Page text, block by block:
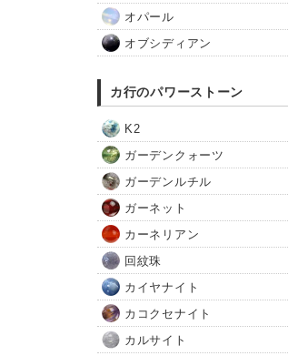
オパール
オブシディアン
カ行のパワーストーン
K2
ガーデンクォーツ
ガーデンルチル
ガーネット
カーネリアン
回紋珠
カイヤナイト
カコクセナイト
カルサイト